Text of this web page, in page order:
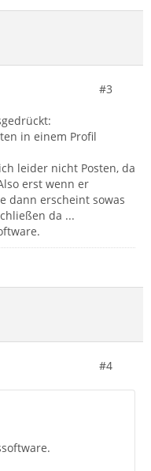
#3
in einem Profil
leider nicht Posten, da
erst wenn er
dann erscheint sowas
da ...
#4